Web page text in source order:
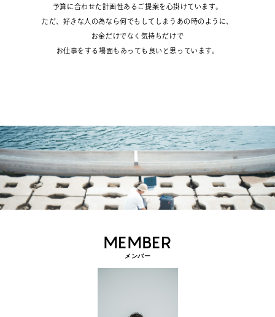
予算に合わせた計画性あるご提案を心掛けています。
ただ、好きな人の為なら何でもしてしまうあの時のように、
お金だけでなく気持ちだけで
お仕事をする場面もあっても良いと思っています。
MEMBER
メンバー